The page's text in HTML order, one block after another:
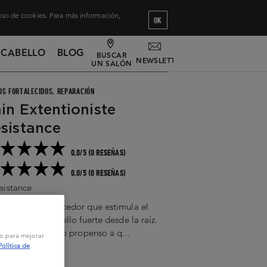
de cookies. Para más información,
OK
BLOG BUSCAR
UN SALÓN NEWSLETTER
FORTALECIDOS, REPARACIÓN
Extentioniste
0,0/5 (0 RESEÑAS)
0,0/5 (0 RESEÑAS)
fortalecedor que estimula el
del cabello fuerte desde la raíz.
debilitado propenso a q...
leyendo
para mejorar
de